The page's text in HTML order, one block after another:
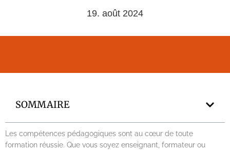
19. août 2024
SOMMAIRE
Les compétences pédagogiques sont au cœur de toute
formation réussie. Que vous soyez enseignant, formateur ou